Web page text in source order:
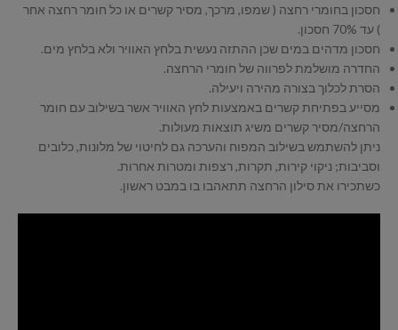
חסכון בחומרי רחצה ( שמפו, מרכך, מסיר קשרים או כל חומר רחצה אחר
) עד 70% חסכון.
חסכון מדהים במים שכן ההתזה נעשית בלחץ האוויר ולא בלחץ מים.
החדרה מושלמת לפרווה של חומרי הרחצה.
הסרת לכלוך בצורה מהירה ויעילה.
מסייע בפתיחת קשרים באמצעות לחץ האוויר אשר בשילוב עם חומר
הרחצה/מסיר קשרים משיג תוצאות מעולות.
ניתן להשתמש בשילוב המפוח והערכה גם לחיטוי של מלונות, כלובים
וסביבות; ניקוי קירות, תקרות, רצפות ומטרות אחרות.
כשתכירו את סילון הרחצה תתאהבו בו במבט ראשון.